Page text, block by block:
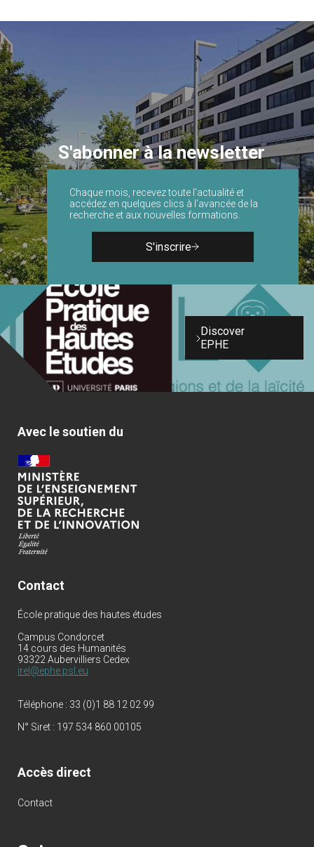
S'abonner à la newsletter
Chaque mois, recevez toute l'actualité et
accédez en quelques clics à l'avancée de la
recherche et aux nouvelles formations.
S'inscrire
Discover
EPHE
Avec le soutien du
Contact
École pratique des hautes études
Campus Condorcet
14 cours des Humanités
93322 Aubervilliers Cedex
irel@ephe.psl.eu
Téléphone : 33 (0)1 88 12 02 99
N° Siret : 197 534 860 00105
Accès direct
Contact